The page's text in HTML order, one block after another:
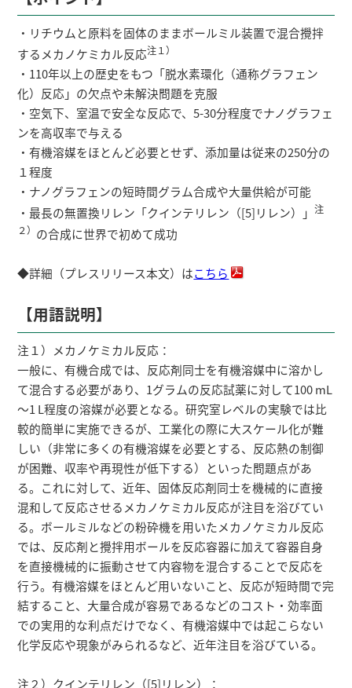
・リチウムと原料を固体のままボールミル装置で混合攪拌
するメカノケミカル反応注１）
・110年以上の歴史をもつ「脱水素環化（通称グラフェン
化）反応」の欠点や未解決問題を克服
・空気下、室温で安全な反応で、5-30分程度でナノグラフェ
ンを高収率で与える
・有機溶媒をほとんど必要とせず、添加量は従来の250分の
１程度
・ナノグラフェンの短時間グラム合成や大量供給が可能
・最長の無置換リレン「クインテリレン（[5]リレン）」注
２） の合成に世界で初めて成功
◆詳細（プレスリリース本文）はこちら
【用語説明】
注１）メカノケミカル反応：
一般に、有機合成では、反応剤同士を有機溶媒中に溶かし
て混合する必要があり、1グラムの反応試薬に対して100 mL
～1 L程度の溶媒が必要となる。研究室レベルの実験では比
較的簡単に実施できるが、工業化の際に大スケール化が難
しい（非常に多くの有機溶媒を必要とする、反応熱の制御
が困難、収率や再現性が低下する）といった問題点があ
る。これに対して、近年、固体反応剤同士を機械的に直接
混和して反応させるメカノケミカル反応が注目を浴びてい
る。ボールミルなどの粉砕機を用いたメカノケミカル反応
では、反応剤と攪拌用ボールを反応容器に加えて容器自身
を直接機械的に振動させて内容物を混合することで反応を
行う。有機溶媒をほとんど用いないこと、反応が短時間で完
結すること、大量合成が容易であるなどのコスト・効率面
での実用的な利点だけでなく、有機溶媒中では起こらない
化学反応や現象がみられるなど、近年注目を浴びている。
注２）クインテリレン（[5]リレン）：